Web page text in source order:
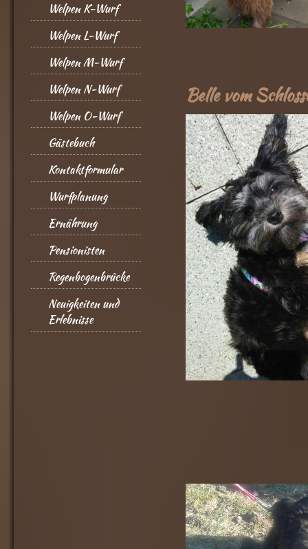
Welpen K-Wurf
Welpen L-Wurf
Welpen M-Wurf
Welpen N-Wurf
Welpen O-Wurf
Gästebuch
Kontaktformular
Wurfplanung
Ernährung
Pensionisten
Regenbogenbrücke
Neuigkeiten und
Erlebnisse
Belle vom